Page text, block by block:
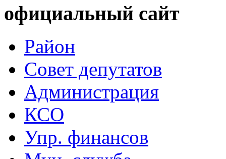
официальный сайт
Район
Совет депутатов
Администрация
КСО
Упр. финансов